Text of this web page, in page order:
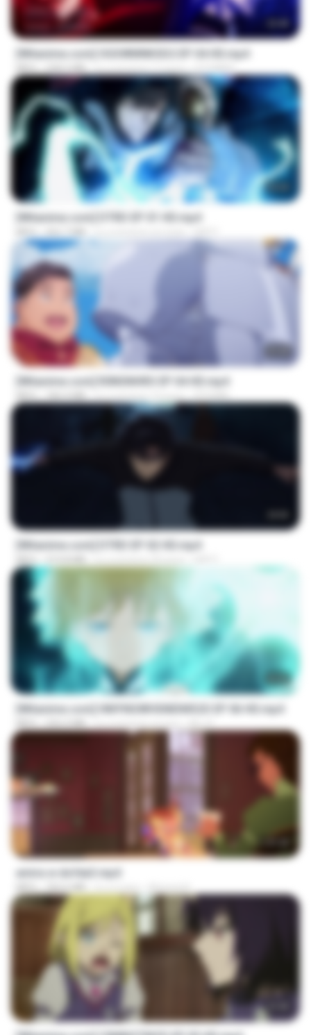
[Witanime.com] OGSWMNKSD2 EP 04 HD.mp4
MP4 228.5 MB il y a environ 11 jours OTOMER
[Witanime.com] DTRD EP 01 HD.mp4
MP4 262.7 MB
[Witanime.com] R0NSNHRS EP 04 HD.mp4
MP4 184.4 MB il y a environ 16 jours RYUMIN
[Witanime.com] DTRD EP 02 HD.mp4
MP4 il y a environ 25 jours
[Witanime.com] HMYNGWHSNIDMS2S EP 06 HD.mp4
MP4 226.0 MB il y a environ un jour KILJY
amira w dofda3.mp4
MP4 764.6 MB il y a 2 ans Ahmed A.